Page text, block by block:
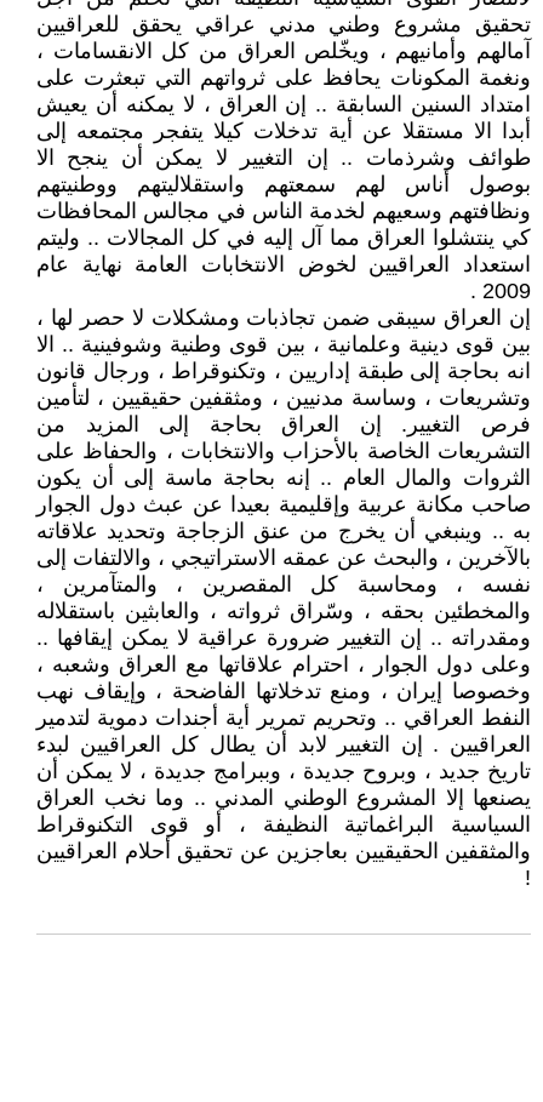
تحقيق مشروع وطني مدني عراقي يحقق للعراقيين
آمالهم وأمانيهم ، ويخّلص العراق من كل الانقسامات ،
ونغمة المكونات يحافظ على ثرواتهم التي تبعثرت على
امتداد السنين السابقة .. إن العراق ، لا يمكنه أن يعيش
أبدا الا مستقلا عن أية تدخلات كيلا يتفجر مجتمعه إلى
طوائف وشرذمات .. إن التغيير لا يمكن أن ينجح الا
بوصول أناس لهم سمعتهم واستقلاليتهم ووطنيتهم
ونظافتهم وسعيهم لخدمة الناس في مجالس المحافظات
كي ينتشلوا العراق مما آل إليه في كل المجالات .. وليتم
استعداد العراقيين لخوض الانتخابات العامة نهاية عام
2009 .
إن العراق سيبقى ضمن تجاذبات ومشكلات لا حصر لها ،
بين قوى دينية وعلمانية ، بين قوى وطنية وشوفينية .. الا
انه بحاجة إلى طبقة إداريين ، وتكنوقراط ، ورجال قانون
وتشريعات ، وساسة مدنيين ، ومثقفين حقيقيين ، لتأمين
فرص التغيير. إن العراق بحاجة إلى المزيد من
التشريعات الخاصة بالأحزاب والانتخابات ، والحفاظ على
الثروات والمال العام .. إنه بحاجة ماسة إلى أن يكون
صاحب مكانة عربية وإقليمية بعيدا عن عبث دول الجوار
به .. وينبغي أن يخرج من عنق الزجاجة وتحديد علاقاته
بالآخرين ، والبحث عن عمقه الاستراتيجي ، والالتفات إلى
نفسه ، ومحاسبة كل المقصرين ، والمتآمرين ،
والمخطئين بحقه ، وسّراق ثرواته ، والعابثين باستقلاله
ومقدراته .. إن التغيير ضرورة عراقية لا يمكن إيقافها ..
وعلى دول الجوار ، احترام علاقاتها مع العراق وشعبه ،
وخصوصا إيران ، ومنع تدخلاتها الفاضحة ، وإيقاف نهب
النفط العراقي .. وتحريم تمرير أية أجندات دموية لتدمير
العراقيين . إن التغيير لابد أن يطال كل العراقيين لبدء
تاريخ جديد ، وبروح جديدة ، وببرامج جديدة ، لا يمكن أن
يصنعها إلا المشروع الوطني المدني .. وما نخب العراق
السياسية البراغماتية النظيفة ، أو قوى التكنوقراط
والمثقفين الحقيقيين بعاجزين عن تحقيق أحلام العراقيين
!